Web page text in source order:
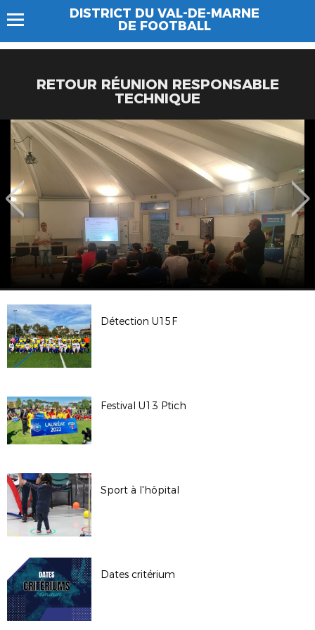
DISTRICT DU VAL-DE-MARNE
DE FOOTBALL
RETOUR RÉUNION RESPONSABLE
TECHNIQUE
Détection U15F
Festival U13 Ptich
Sport à l'hôpital
Dates critérium